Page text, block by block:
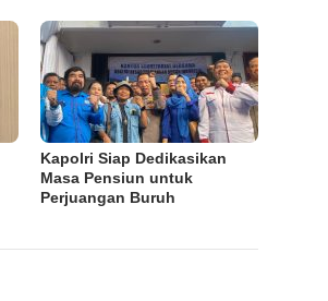
Kapolri Siap Dedikasikan
Masa Pensiun untuk
Perjuangan Buruh